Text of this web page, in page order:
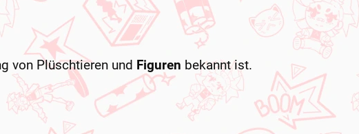
von Plüschtieren und Figuren bekannt ist.